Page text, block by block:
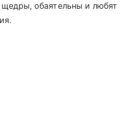
обаятельны и любят